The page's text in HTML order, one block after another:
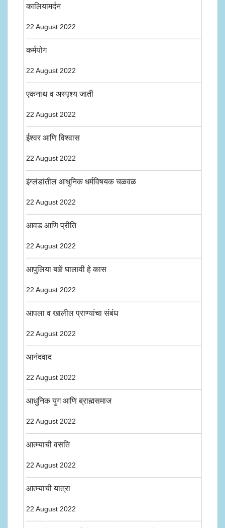
कालियामर्दन
22 August 2022
कर्मयोग
22 August 2022
एकनाथ व अस्पृश्य जाती
22 August 2022
ईश्वर आणि विश्वास
22 August 2022
इंग्लंडांतील आधुनिक धर्मविषयक चळवळ
22 August 2022
आवड आणि प्रीति
22 August 2022
आपुलिया बळें घालावी हे कास
22 August 2022
आपला व खालील प्राण्यांचा संबंध
22 August 2022
आनंदवाद
22 August 2022
आधुनिक युग आणि ब्राह्मसमाज
22 August 2022
आत्म्याची वसति
22 August 2022
आत्म्याची यात्रा
22 August 2022